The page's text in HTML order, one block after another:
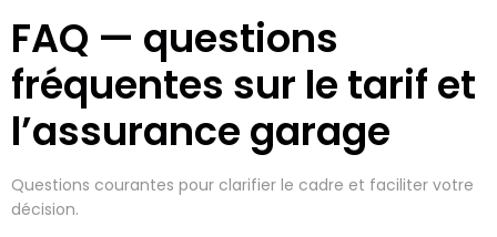
FAQ — questions
fréquentes sur le tarif et
l’assurance garage
Questions courantes pour clarifier le cadre et faciliter votre
décision.